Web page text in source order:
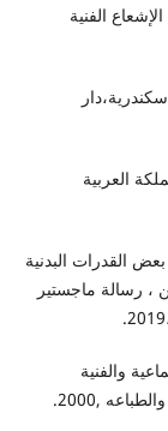
، مكتبة الإشعاع الفنية
العربية
القدرات البدنية
، رسالة ماجستير
والفنية